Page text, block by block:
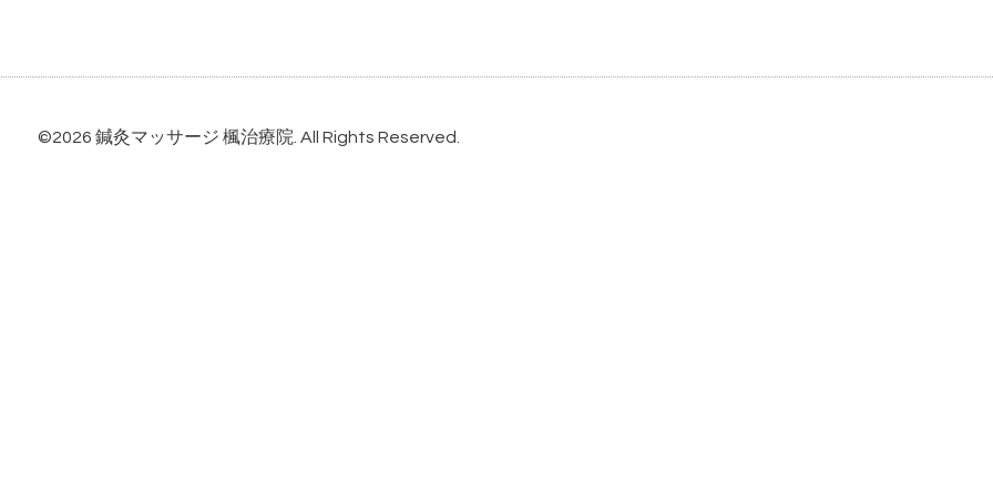
©2026 鍼灸マッサージ 楓治療院. All Rights Reserved.